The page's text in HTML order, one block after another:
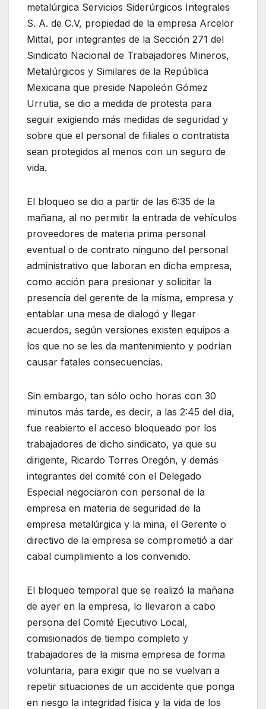
metalúrgica Servicios Siderúrgicos Integrales
S. A. de C.V, propiedad de la empresa Arcelor
Mittal, por integrantes de la Sección 271 del
Sindicato Nacional de Trabajadores Mineros,
Metalúrgicos y Similares de la República
Mexicana que preside Napoleón Gómez
Urrutia, se dio a medida de protesta para
seguir exigiendo más medidas de seguridad y
sobre que el personal de filiales o contratista
sean protegidos al menos con un seguro de
vida.
El bloqueo se dio a partir de las 6:35 de la
mañana, al no permitir la entrada de vehículos
proveedores de materia prima personal
eventual o de contrato ninguno del personal
administrativo que laboran en dicha empresa,
como acción para presionar y solicitar la
presencia del gerente de la misma, empresa y
entablar una mesa de dialogó y llegar
acuerdos, según versiones existen equipos a
los que no se les da mantenimiento y podrían
causar fatales consecuencias.
Sin embargo, tan sólo ocho horas con 30
minutos más tarde, es decir, a las 2:45 del día,
fue reabierto el acceso bloqueado por los
trabajadores de dicho sindicato, ya que su
dirigente, Ricardo Torres Oregón, y demás
integrantes del comité con el Delegado
Especial negociaron con personal de la
empresa en materia de seguridad de la
empresa metalúrgica y la mina, el Gerente o
directivo de la empresa se comprometió a dar
cabal cumplimiento a los convenido.
El bloqueo temporal que se realizó la mañana
de ayer en la empresa, lo llevaron a cabo
persona del Comité Ejecutivo Local,
comisionados de tiempo completo y
trabajadores de la misma empresa de forma
voluntaria, para exigir que no se vuelvan a
repetir situaciones de un accidente que ponga
en riesgo la integridad física y la vida de los